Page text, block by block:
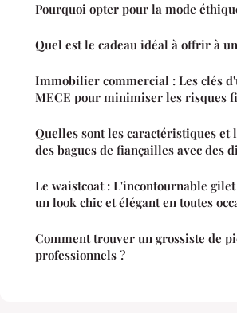
Pourquoi opter pour la mode
Quel est le cadeau idéal à offrir à
Immobilier commercial : Les clés
MECE pour minimiser les risques
Quelles sont les caractéristiques et
des bagues de fiançailles avec des
Le waistcoat : L'incontournable
un look chic et élégant en toutes
Comment trouver un grossiste de
professionnels ?